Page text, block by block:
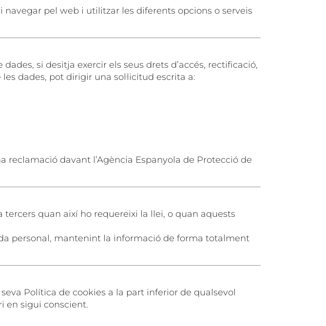
navegar pel web i utilitzar les diferents opcions o serveis
si desitja exercir els seus drets d’accés, rectificació,
dades, pot dirigir una sol·licitud escrita a:
reclamació davant l’Agència Espanyola de Protecció de
tercers quan així ho requereixi la llei, o quan aquests
personal, mantenint la informació de forma totalment
Política de cookies a la part inferior de qualsevol
en sigui conscient.